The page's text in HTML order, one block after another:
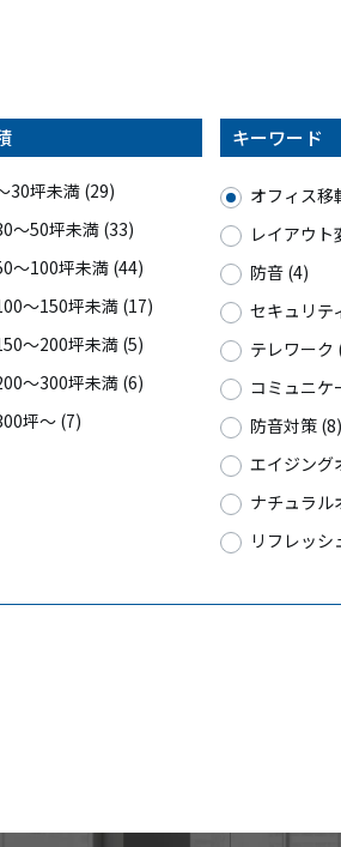
30坪未満 (29)
〜50坪未満 (33)
〜100坪未満 (44)
〜150坪未満 (17)
〜200坪未満 (5)
〜300坪未満 (6)
坪〜 (7)
キーワード
オフィス移
レイアウト
防音 (4)
セキュリテ
テレワーク
コミュニケ
防音対策 (8)
エイジング
ナチュラル
リフレッシ